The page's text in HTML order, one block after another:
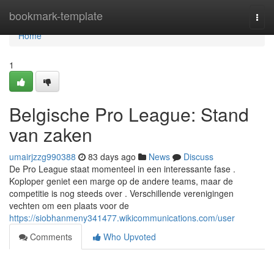
bookmark-template
Home
Home
1
Belgische Pro League: Stand
van zaken
umairjzzg990388 83 days ago News
Discuss
De Pro League staat momenteel in een interessante fase .
Koploper geniet een marge op de andere teams, maar de
competitie is nog steeds over . Verschillende verenigingen
vechten om een plaats voor de
https://siobhanmeny341477.wikicommunications.com/user
Comments
Who Upvoted